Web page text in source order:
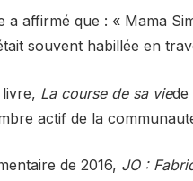
a affirmé que : « Mama
souvent habillée en
La course de sa viede
actif de la
de 2016, JO :